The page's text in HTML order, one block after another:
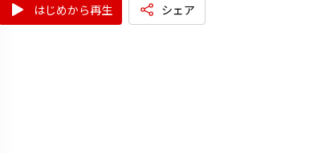
はじめから再生 シェア